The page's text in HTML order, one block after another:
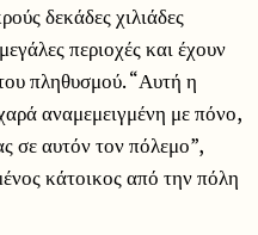
δεκάδες χιλιάδες
περιοχές και έχουν
πληθυσμού. “Αυτή η
αναμεμειγμένη με πόνο,
σε αυτόν τον πόλεμο”,
κάτοικος από την πόλη